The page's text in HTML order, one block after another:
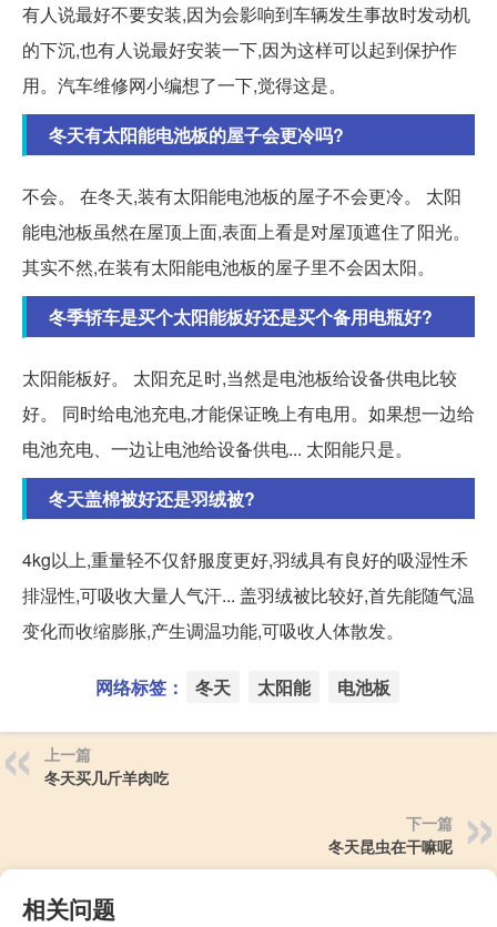
有人说最好不要安装,因为会影响到车辆发生事故时发动机
的下沉,也有人说最好安装一下,因为这样可以起到保护作
用。汽车维修网小编想了一下,觉得这是。
冬天有太阳能电池板的屋子会更冷吗?
不会。 在冬天,装有太阳能电池板的屋子不会更冷。 太阳
能电池板虽然在屋顶上面,表面上看是对屋顶遮住了阳光。
其实不然,在装有太阳能电池板的屋子里不会因太阳。
冬季轿车是买个太阳能板好还是买个备用电瓶好?
太阳能板好。 太阳充足时,当然是电池板给设备供电比较
好。 同时给电池充电,才能保证晚上有电用。如果想一边给
电池充电、一边让电池给设备供电... 太阳能只是。
冬天盖棉被好还是羽绒被?
4kg以上,重量轻不仅舒服度更好,羽绒具有良好的吸湿性禾
排湿性,可吸收大量人气汗... 盖羽绒被比较好,首先能随气温
变化而收缩膨胀,产生调温功能,可吸收人体散发。
网络标签： 冬天 太阳能 电池板
上一篇
冬天买几斤羊肉吃
下一篇
冬天昆虫在干嘛呢
相关问题